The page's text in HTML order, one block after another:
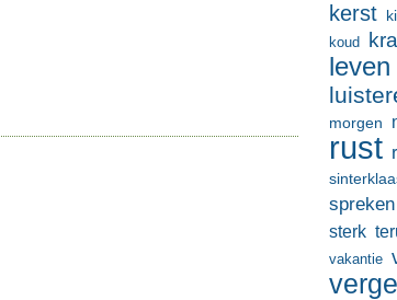
kerst
koud
leven
morgen
rust
spreken
sterk
vakantie